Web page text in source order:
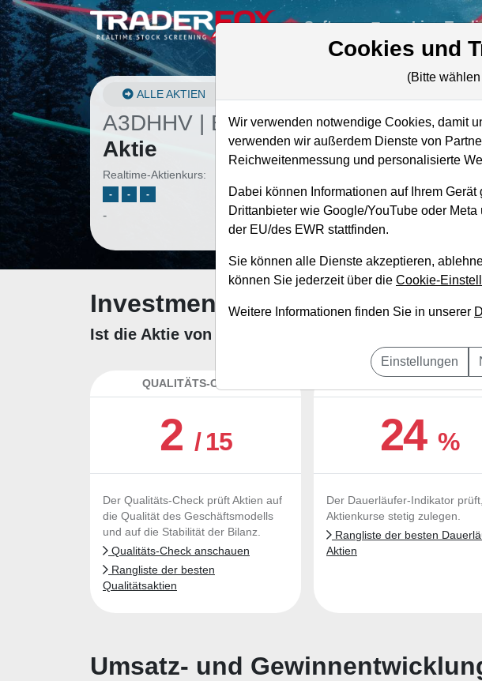
Software Live-
ALLE AKTIEN
A3DHHV | ENOV–Enovis
Aktie
Realtime-Aktienkurs:
- - -
-
Umsatz
Investment-Check:
Ist die Aktie von Enovis zum Kaufen und
QUALITÄTS-CHECK
2 / 15
Der Qualitäts-Check prüft Aktien auf
die Qualität des Geschäftsmodells
und auf die Stabilität der Bilanz.
Qualitäts-Check anschauen
Rangliste der besten
Qualitätsaktien
24 %
Der Dauerläufer-Indikator
Aktienkurse stetig zulegen.
Rangliste der besten
Aktien
Umsatz- und
Cookies und
(Bitte
Wir verwenden notwendige Cookies, damit
verwenden wir außerdem Dienste von
Reichweitenmessung und personalisierte
Dabei können Informationen auf Ihrem
Drittanbieter wie Google/YouTube oder
der EU/des EWR stattfinden.
Sie können alle Dienste akzeptieren,
können Sie jederzeit über die Cookie-
Weitere Informationen finden Sie in unserer
Einstellungen